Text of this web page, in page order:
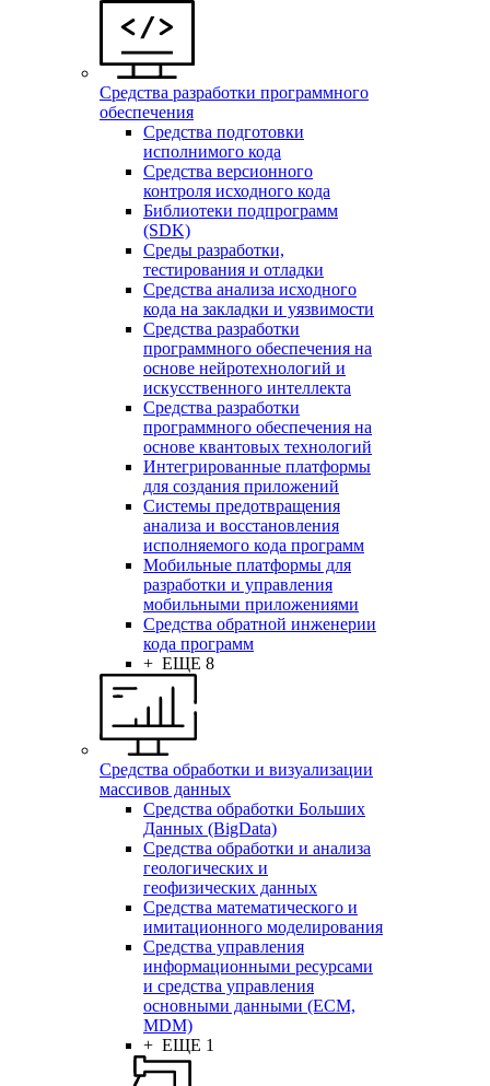
Средства разработки программного
обеспечения
Средства подготовки
исполнимого кода
Средства версионного
контроля исходного кода
Библиотеки подпрограмм
(SDK)
Среды разработки,
тестирования и отладки
Средства анализа исходного
кода на закладки и уязвимости
Средства разработки
программного обеспечения на
основе нейротехнологий и
искусственного интеллекта
Средства разработки
программного обеспечения на
основе квантовых технологий
Интегрированные платформы
для создания приложений
Системы предотвращения
анализа и восстановления
исполняемого кода программ
Мобильные платформы для
разработки и управления
мобильными приложениями
Средства обратной инженерии
кода программ
+ ЕЩЕ 8
Средства обработки и визуализации
массивов данных
Средства обработки Больших
Данных (BigData)
Средства обработки и анализа
геологических и
геофизических данных
Средства математического и
имитационного моделирования
Средства управления
информационными ресурсами
и средства управления
основными данными (ECM,
MDM)
+ ЕЩЕ 1